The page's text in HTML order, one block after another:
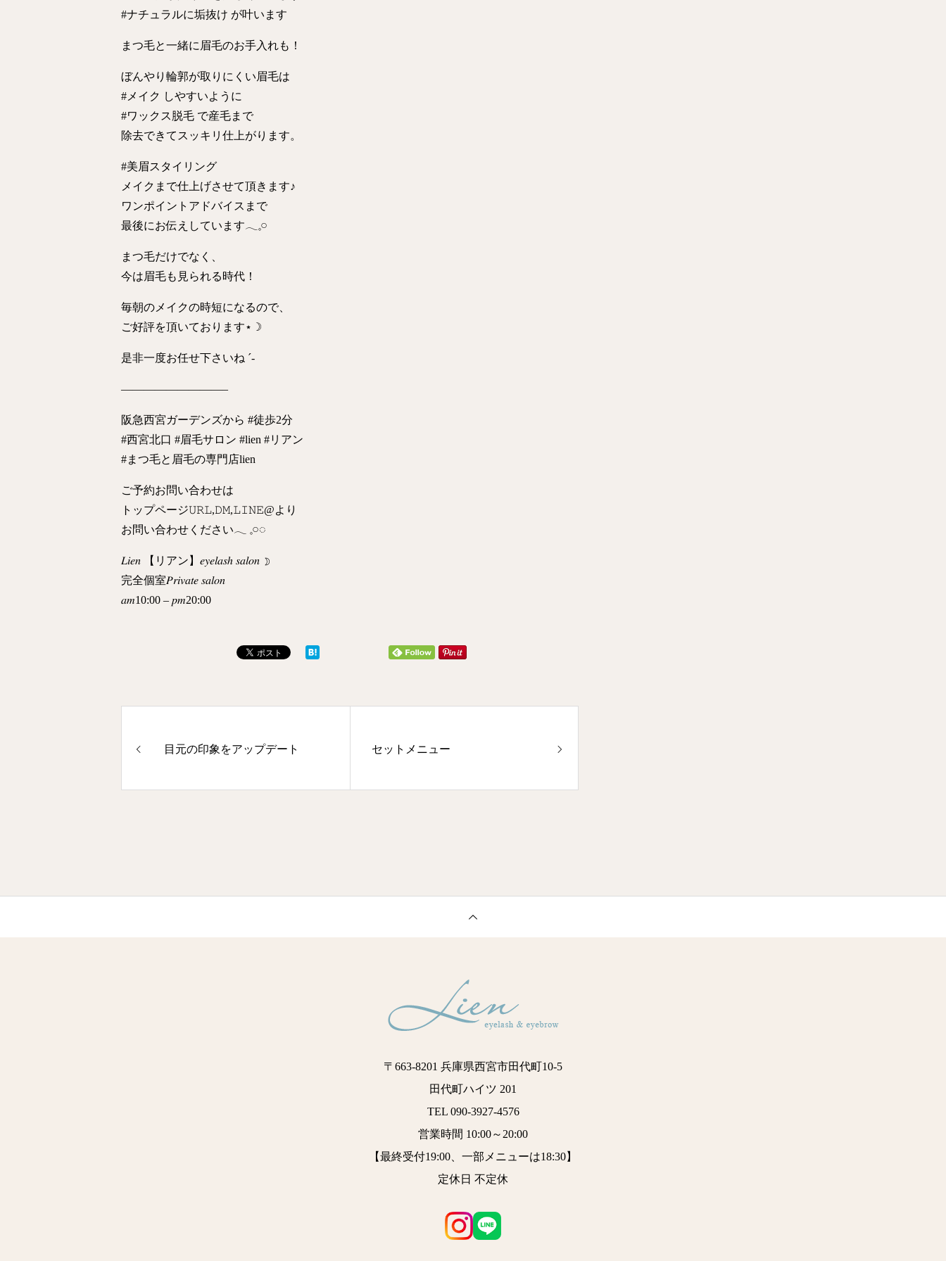
#ナチュラルに垢抜け が叶います
まつ毛と一緒に眉毛のお手入れも！
ぼんやり輪郭が取りにくい眉毛は
#メイク しやすいように
#ワックス脱毛 で産毛まで
除去できてスッキリ仕上がります。
#美眉スタイリング
メイクまで仕上げさせて頂きます♪
ワンポイントアドバイスまで
最後にお伝えしています𓂃𓈒𓏸︎︎︎︎
まつ毛だけでなく、
今は眉毛も見られる時代！
毎朝のメイクの時短になるので、
ご好評を頂いております⋆☽
是非一度お任せ下さいね‪ ´‐
—————————–
阪急西宮ガーデンズから #徒歩2分
#西宮北口 #眉毛サロン #lien #リアン
#まつ毛と眉毛の専門店lien
ご予約お問い合わせは
トップページ𝚄𝚁𝙻,𝙳𝙼,𝙻𝙸𝙽𝙴@より
お問い合わせください𓂃 𓈒𓏸◌‬
𝐿𝑖𝑒𝑛 【リアン】𝑒𝑦𝑒𝑙𝑎𝑠ℎ 𝑠𝑎𝑙𝑜𝑛 ☽
完全個室𝑃𝑟𝑖𝑣𝑎𝑡𝑒 𝑠𝑎𝑙𝑜𝑛
𝑎𝑚10:00 – 𝑝𝑚20:00
目元の印象をアップデート セットメニュー
〒663-8201 兵庫県西宮市田代町10-5
田代町ハイツ 201
TEL 090-3927-4576
営業時間 10:00～20:00
【最終受付19:00、一部メニューは18:30】
定休日 不定休